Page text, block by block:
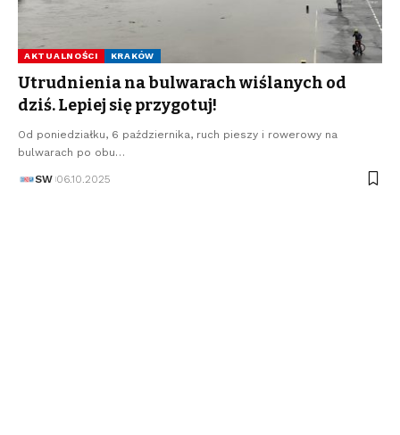
AKTUALNOŚCI KRAKÓW
Utrudnienia na bulwarach wiślanych od
dziś. Lepiej się przygotuj!
Od poniedziałku, 6 października, ruch pieszy i rowerowy na
bulwarach po obu…
SW 06.10.2025